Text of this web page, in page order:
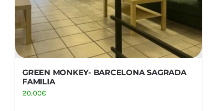
GREEN MONKEY- BARCELONA SAGRADA
FAMILIA
20.00€